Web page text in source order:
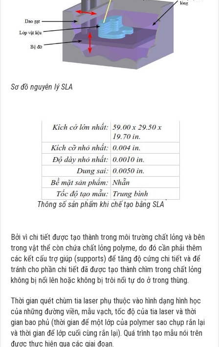
Sơ đồ nguyên lý SLA
Thông số sản phẩm khi chế tạo bằng SLA
Bởi vì chi tiết được tạo thành trong môi trường chất lỏng và bên
trong vật thể còn chứa chất lỏng polyme, do đó cần phải thêm
các kết cấu trợ giúp (supports) để tăng độ cứng chi tiết và để
tránh cho phần chi tiết đã được tạo thành chìm trong chất lỏng
không bị nổi lên hoặc không bị trôi nổi tự do ở trong thùng.
Thời gian quét chùm tia laser phụ thuộc vào hình dạng hình học
của những đường viền, mẫu vạch, tốc độ của tia laser và thời
gian bao phủ (thời gian để một lớp của polymer sao chụp rắn lại
và thời gian để lớp cuối cùng rắn lại). Quá trình tạo mẫu nói trên
được thực hiện qua các giai đoạn.